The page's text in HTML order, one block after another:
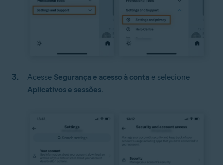
Acesse Segurança e acesso à conta e selecione
Aplicativos e sessões.